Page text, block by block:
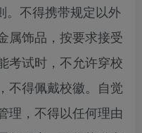
不得携带规定以外
属饰品，按要求接受
考试时，不允许穿校
不得佩戴校徽。自觉
理，不得以任何理由